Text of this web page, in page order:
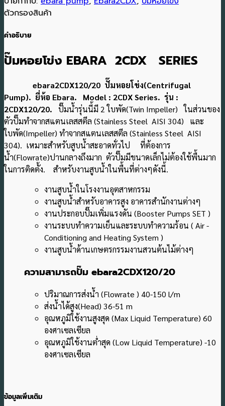
ตัวกรองสินค้า
คำอธิบาย
ปั๊มหอยโข่ง EBARA 2CDX SERIES
ebara2CDX120/20 ปั๊มหอยโข่ง(Centrifugal
Pump). ยี่ห้อ Ebara. Model : 2CDX Series. รุ่น :
2CDX120/20.
ปั๊มน้ำรุ่นนี้มี 2 ใบพัด(Twin Impeller) ในส่วนของ
ตัวปั๊มทำจากสแตนเลสสตีล (Stainless Steel AISI 304) และ
ใบพัด(Impeller) ทำจากสแตนเลสสตีล (Stainless Steel AISI
304). เหมาะสำหรับสูบน้ำสะอาดทั่วไป ที่ต้องการ
น้ำ(Flowrate)ปานกลางถึงมาก ตัวปั๊มมีขนาดเล็กไม่ต้องใช้พื้นมาก
ในการติดตั้ง. สำหรับงานสูบน้ำในพื้นที่ต่างๆดังนี้.
งานสูบน้ำในโรงงานอุตสาหกรรม
งานสูบน้ำสำหรับอาคารสูง อาคารสำนักงานต่างๆ
งานประกอบปั๊มเพิ่มแรงดัน (Booster Pumps SET )
งานระบบทำความเย็นและระบบทำความร้อน ( Air -
Conditioning and Heating System )
งานสูบน้ำด้านเกษตรกรรมงานสวนต้นไม้ต่างๆ
ความสามารถปั๊ม ebara2CDX120/20
ปริมาณการส่งน้ำ (Flowrate ) 40-150 l/m
ส่งน้ำได้สูง(Head) 36-51 m
อุณหภูมิใช้งานสูงสุด (Max Liquid Temperature) 60
องศาเซลเซียล
อุณหภูมิใช้งานต่ำสุด (Low Liquid Temperature) -10
องศาเซลเซียล
ข้อมูลเพิ่มเติม